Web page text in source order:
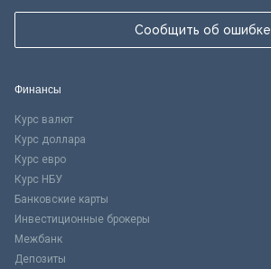
Сообщить об ошибке
Финансы
Курс валют
Курс доллара
Курс евро
Курс НБУ
Банковские карты
Инвестиционные брокеры
Межбанк
Депозиты